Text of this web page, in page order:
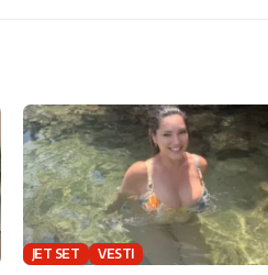
JET SET VESTI